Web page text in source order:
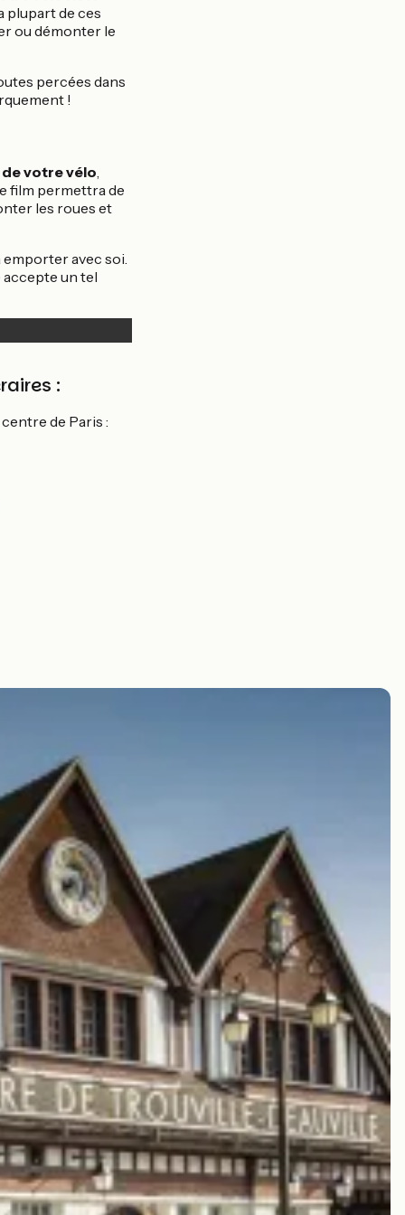
plupart de ces
ou démonter le
percées dans
!
votre vélo,
film permettra de
les roues et
emporter avec soi.
accepte un tel
:
de Paris :